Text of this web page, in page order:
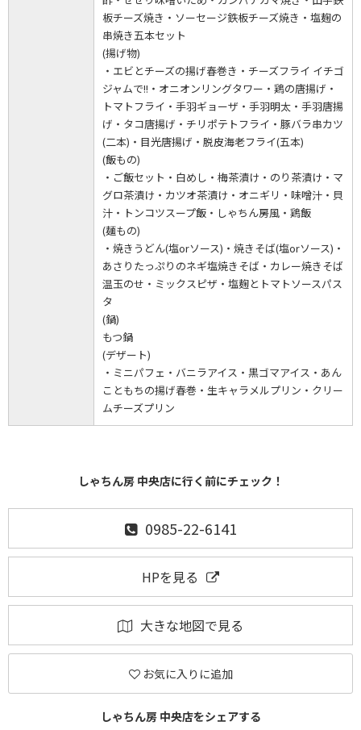
板チーズ焼き・ソーセージ鉄板チーズ焼き・塩麹の
串焼き五本セット
(揚げ物)
・エビとチーズの揚げ春巻き・チーズフライ イチゴ
ジャムで!!・オニオンリングタワー・鶏の唐揚げ・
トマトフライ・手羽ギョーザ・手羽明太・手羽唐揚
げ・タコ唐揚げ・チリポテトフライ・豚バラ串カツ
(二本)・目光唐揚げ・脱皮海老フライ(五本)
(飯もの)
・ご飯セット・白めし・梅茶漬け・のり茶漬け・マ
グロ茶漬け・カツオ茶漬け・オニギリ・味噌汁・貝
汁・トンコツスープ飯・しゃちん房風・鶏飯
(麺もの)
・焼きうどん(塩orソース)・焼きそば(塩orソース)・
あさりたっぷりのネギ塩焼きそば・カレー焼きそば
温玉のせ・ミックスピザ・塩麹とトマトソースパス
タ
(鍋)
もつ鍋
(デザート)
・ミニパフェ・バニラアイス・黒ゴマアイス・あん
こともちの揚げ春巻・生キャラメルプリン・クリー
ムチーズプリン
しゃちん房 中央店に行く前にチェック！
0985-22-6141
HPを見る
大きな地図で見る
お気に入りに追加
しゃちん房 中央店をシェアする